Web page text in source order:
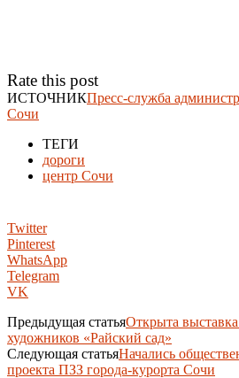
Rate this post
ИСТОЧНИКПресс-служба
Сочи
ТЕГИ
дороги
центр Сочи
Twitter
Pinterest
WhatsApp
Telegram
VK
Предыдущая статьяОткрыта
художников «Райский сад»
Следующая статьяНачались
проекта ПЗЗ города-курорта Сочи